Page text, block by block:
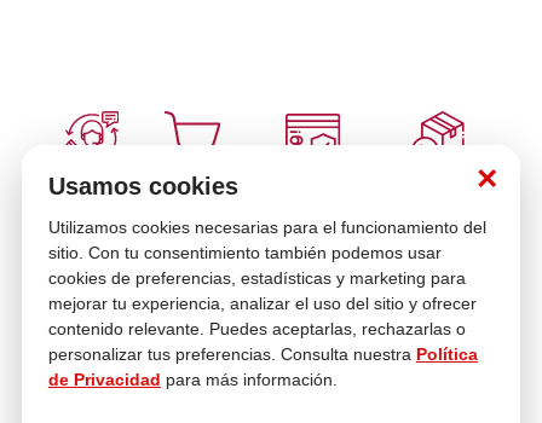
×
Usamos cookies
Utilizamos cookies necesarias para el funcionamiento del
sitio. Con tu consentimiento también podemos usar
cookies de preferencias, estadísticas y marketing para
mejorar tu experiencia, analizar el uso del sitio y ofrecer
contenido relevante. Puedes aceptarlas, rechazarlas o
personalizar tus preferencias. Consulta nuestra Política
de Privacidad para más información.
Venta
Compra con
Asesoría
En tus compras